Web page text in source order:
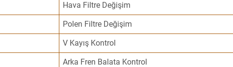
Hava Filtre Değişim
Polen Filtre Değişim
V Kayış Kontrol
Arka Fren Balata Kontrol